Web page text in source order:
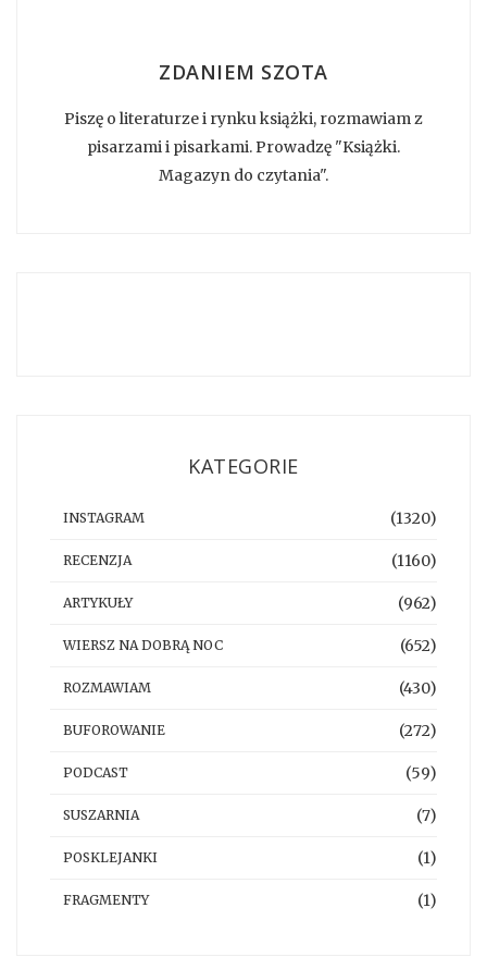
ZDANIEM SZOTA
Piszę o literaturze i rynku książki, rozmawiam z
pisarzami i pisarkami. Prowadzę "Książki.
Magazyn do czytania".
KATEGORIE
INSTAGRAM (1320)
RECENZJA (1160)
ARTYKUŁY (962)
WIERSZ NA DOBRĄ NOC (652)
ROZMAWIAM (430)
BUFOROWANIE (272)
PODCAST (59)
SUSZARNIA (7)
POSKLEJANKI (1)
FRAGMENTY (1)